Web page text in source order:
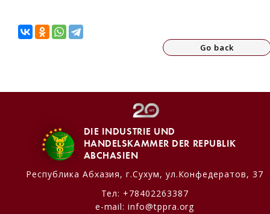
Go back
DIE INDUSTRIE UND
HANDELSKAMMER DER REPUBLIK
ABCHASIEN
Республика Абхазия, г.Сухум, ул.Конфедератов, 37
Тел: +78402263387
e-mail:info@tppra.org